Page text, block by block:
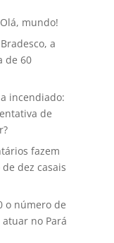
Olá, mundo!
a
de 60
incendiado:
de
fazem
dez casais
o número de
no Pará